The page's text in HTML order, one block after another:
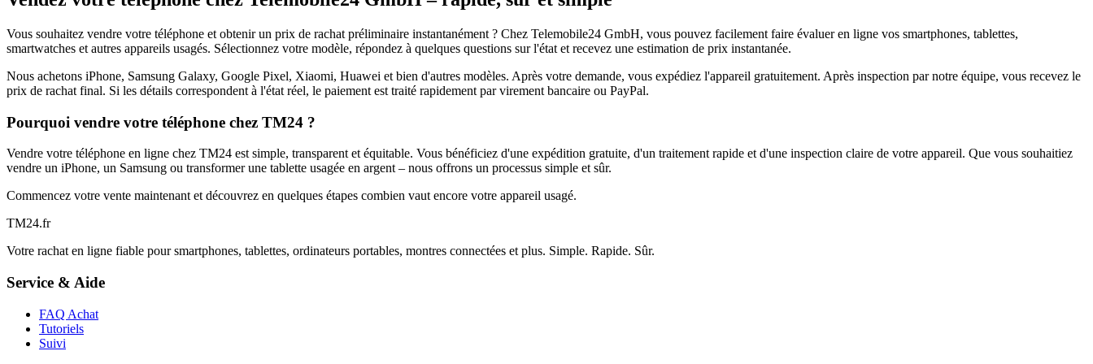
Vous souhaitez vendre votre téléphone et obtenir un prix de rachat préliminaire instantanément ? Chez Telemobile24 GmbH, vous pouvez facilement faire évaluer en ligne vos smartphones, tablettes,
smartwatches et autres appareils usagés. Sélectionnez votre modèle, répondez à quelques questions sur l'état et recevez une estimation de prix instantanée.
Nous achetons iPhone, Samsung Galaxy, Google Pixel, Xiaomi, Huawei et bien d'autres modèles. Après votre demande, vous expédiez l'appareil gratuitement. Après inspection par notre équipe, vous recevez le
prix de rachat final. Si les détails correspondent à l'état réel, le paiement est traité rapidement par virement bancaire ou PayPal.
Pourquoi vendre votre téléphone chez TM24 ?
Vendre votre téléphone en ligne chez TM24 est simple, transparent et équitable. Vous bénéficiez d'une expédition gratuite, d'un traitement rapide et d'une inspection claire de votre appareil. Que vous souhaitiez
vendre un iPhone, un Samsung ou transformer une tablette usagée en argent – nous offrons un processus simple et sûr.
Commencez votre vente maintenant et découvrez en quelques étapes combien vaut encore votre appareil usagé.
TM24.fr
Votre rachat en ligne fiable pour smartphones, tablettes, ordinateurs portables, montres connectées et plus. Simple. Rapide. Sûr.
Service & Aide
FAQ Achat
Tutoriels
Suivi